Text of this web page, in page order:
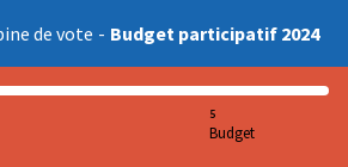
de vote - Budget participatif 2024
5
Budget